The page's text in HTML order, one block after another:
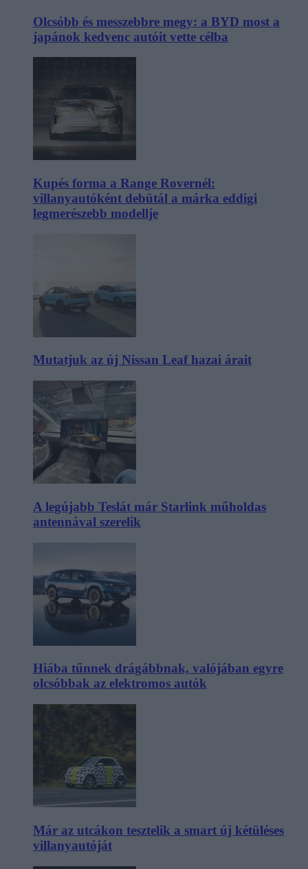
Olcsóbb és messzebbre megy: a BYD most a
japánok kedvenc autóit vette célba
Kupés forma a Range Rovernél:
villanyautóként debütál a márka eddigi
legmerészebb modellje
Mutatjuk az új Nissan Leaf hazai árait
A legújabb Teslát már Starlink műholdas
antennával szerelik
Hiába tűnnek drágábbnak, valójában egyre
olcsóbbak az elektromos autók
Már az utcákon tesztelik a smart új kétüléses
villanyautóját